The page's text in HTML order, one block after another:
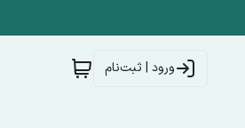
ورود | ثبت‌نام